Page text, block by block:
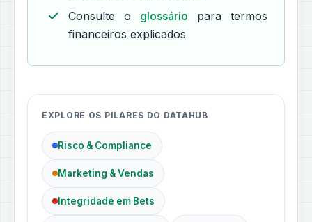
Consulte o glossário para termos
financeiros explicados
EXPLORE OS PILARES DO DATAHUB
Risco & Compliance
Marketing & Vendas
Integridade em Bets